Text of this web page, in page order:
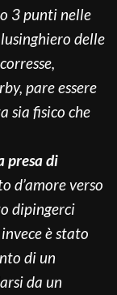
3 punti nelle
delle
pare essere
sia fisico che
presa di
d’amore verso
dipingerci
è stato
di un
da un